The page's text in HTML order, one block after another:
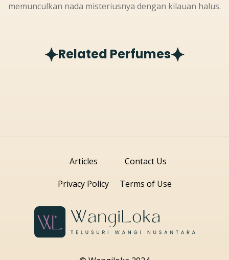
memunculkan nada misteriusnya dengan kilauan halus.
Related Perfumes
Articles
Contact Us
Privacy Policy
Terms of Use